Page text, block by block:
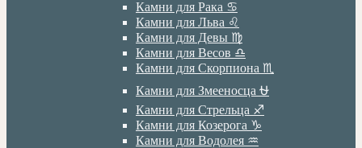
Камни для Рака ♋️
Камни для Льва ♌️
Камни для Девы ♍️
Камни для Весов ♎️
Камни для Скорпиона ♏️
Камни для Змееносца ⛎
Камни для Стрельца ♐️
Камни для Козерога ♑️
Камни для Водолея ♒️